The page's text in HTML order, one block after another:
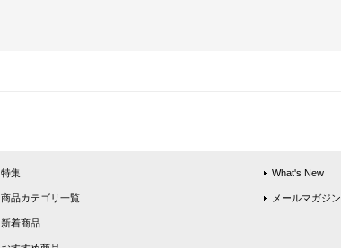
特集
商品カテゴリ一覧
新着商品
What's New
メールマガジン